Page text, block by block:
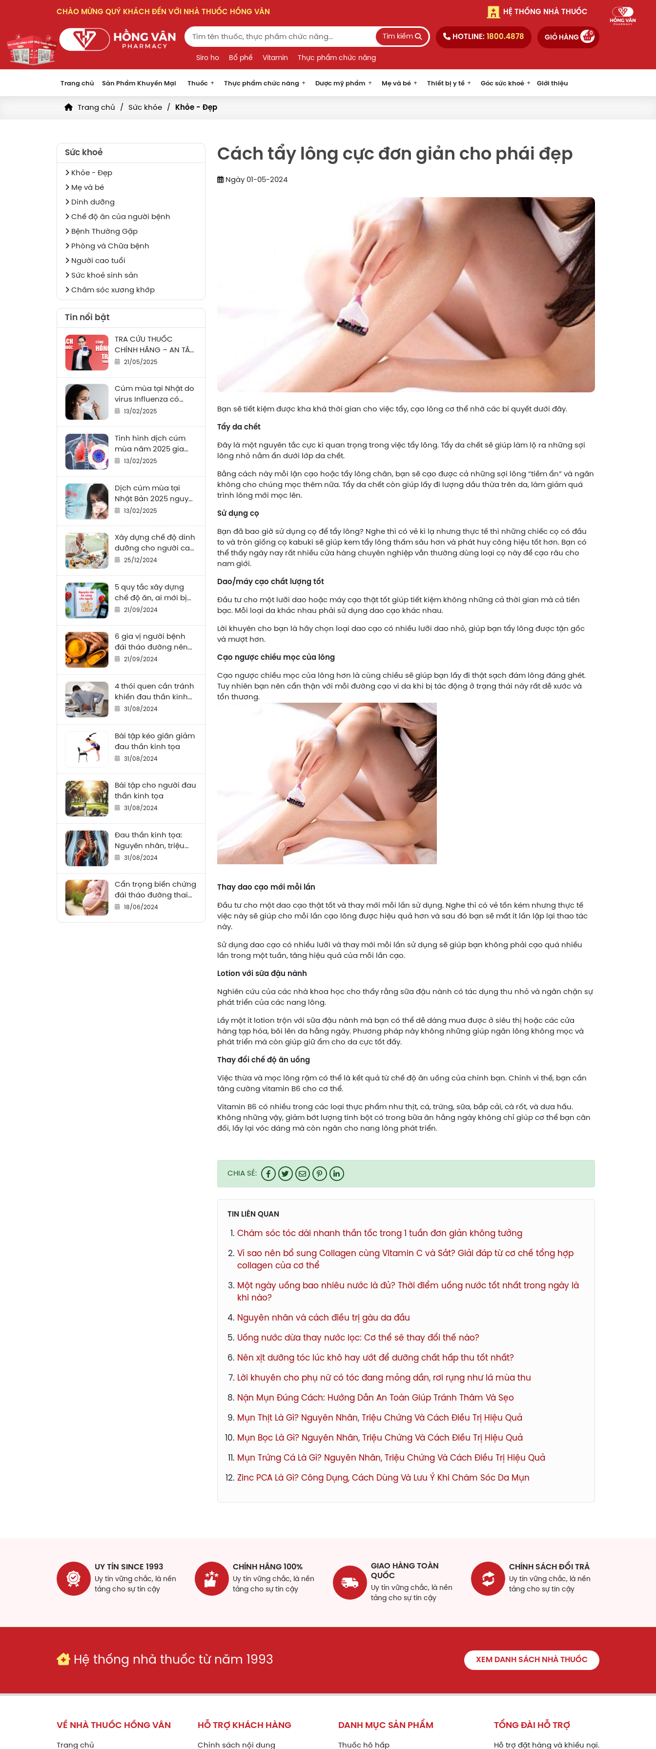
CHÀO MỪNG QUÝ KHÁCH ĐẾN VỚI NHÀ THUỐC HỒNG VÂN HỆ THỐNG NHÀ THUỐC
Tìm kiếm
Siro ho Bổ phế Vitamin Thực phẩm chức năng
HOTLINE: 1800.4878 GIỎ HÀNG
0
Trang chủ Sản Phẩm Khuyến Mại Thuốc Thực phẩm chức năng Dược mỹ phẩm Mẹ và bé Thiết bị y tế Góc sức khoẻ Giới thiệu
Trang chủ Sức khỏe Khỏe - Đẹp
Cách tẩy lông cực đơn giản cho phái đẹp
Ngày 01-05-2024
Bạn sẽ tiết kiệm được kha khá thời gian cho việc tẩy, cạo lông cơ thể nhờ các bí quyết dưới đây.
Tẩy da chết
Đây là một nguyên tắc cực kì quan trọng trong việc tẩy lông. Tẩy da chết sẽ giúp làm lộ ra những sợi
lông nhỏ nằm ẩn dưới lớp da chết.
Bằng cách này mỗi lận cạo hoặc tẩy lông chân, bạn sẽ cạo được cả những sợi lông “tiềm ẩn” và ngăn
không cho chúng mọc thêm nữa. Tẩy da chết còn giúp lấy đi lượng dầu thừa trên da, làm giảm quá
trình lông mới mọc lên.
Sử dụng cọ
Bạn đã bao giờ sử dụng cọ để tẩy lông? Nghe thì có vẻ kì lạ nhưng thực tế thì những chiếc cọ có đầu
to và tròn giống cọ kabuki sẽ giúp kem tẩy lông thấm sâu hơn và phát huy công hiệu tốt hơn. Bạn có
thể thấy ngày nay rất nhiều cửa hàng chuyên nghiệp vẫn thường dùng loại cọ này để cạo râu cho
nam giới.
Dao/máy cạo chất lượng tốt
Đầu tư cho một lưỡi dao hoặc máy cạo thật tốt giúp tiết kiệm không những cả thời gian mà cả tiền
bạc. Mỗi loại da khác nhau phải sử dụng dao cạo khác nhau.
Lời khuyên cho bạn là hãy chọn loại dao cạo có nhiều lưỡi dao nhỏ, giúp bạn tẩy lông được tận gốc
và mượt hơn.
Cạo ngược chiều mọc của lông
Cạo ngược chiều mọc của lông hơn là cùng chiều sẽ giúp bạn lấy đi thật sạch đám lông đáng ghét.
Tuy nhiên bạn nên cẩn thận với mỗi đường cạo vì da khi bị tác động ở trạng thái này rất dễ xước và
tổn thương.
Thay dao cạo mới mỗi lần
Đầu tư cho một dao cạo thật tốt và thay mới mỗi lần sử dụng. Nghe thì có vẻ tốn kém nhưng thực tế
việc này sẽ giúp cho mỗi lần cạo lông được hiệu quả hơn và sau đó bạn sẽ mất ít lần lặp lại thao tác
này.
Sử dụng dao cạo có nhiều lưỡi và thay mới mỗi lần sử dụng sẽ giúp bạn không phải cạo quá nhiều
lần trong một tuần, tăng hiệu quả của mỗi lần cạo.
Lotion với sữa đậu nành
Nghiên cứu của các nhà khoa học cho thấy rằng sữa đậu nành có tác dụng thu nhỏ và ngăn chặn sự
phát triển của các nang lông.
Lấy một ít lotion trộn với sữa đậu nành mà bạn có thể dễ dàng mua được ở siêu thị hoặc các cửa
hàng tạp hóa, bôi lên da hằng ngày. Phương pháp này không những giúp ngăn lông không mọc và
phát triển mà còn giúp giữ ẩm cho da cực tốt đấy.
Thay đổi chế độ ăn uống
Việc thừa và mọc lông rậm có thể là kết quả từ chế độ ăn uống của chính bạn. Chính vì thế, bạn cần
tăng cường vitamin B6 cho cơ thể.
Vitamin B6 có nhiều trong các loại thực phẩm như thịt, cá, trứng, sữa, bắp cải, cà rốt, và dưa hấu.
Không những vậy, giảm bớt lượng tinh bột có trong bữa ăn hằng ngày không chỉ giúp cơ thể bạn cân
đối, lấy lại vóc dáng mà còn ngăn cho nang lông phát triển.
CHIA SẺ:
TIN LIÊN QUAN
Chăm sóc tóc dài nhanh thần tốc trong 1 tuần đơn giản không tưởng
Vì sao nên bổ sung Collagen cùng Vitamin C và Sắt? Giải đáp từ cơ chế tổng hợp
collagen của cơ thể
Một ngày uống bao nhiêu nước là đủ? Thời điểm uống nước tốt nhất trong ngày là
khi nào?
Nguyên nhân và cách điều trị gàu da đầu
Uống nước dừa thay nước lọc: Cơ thể sẽ thay đổi thế nào?
Nên xịt dưỡng tóc lúc khô hay ướt để dưỡng chất hấp thu tốt nhất?
Lời khuyên cho phụ nữ có tóc đang mỏng dần, rơi rụng như lá mùa thu
Nặn Mụn Đúng Cách: Hướng Dẫn An Toàn Giúp Tránh Thâm Và Sẹo
Mụn Thịt Là Gì? Nguyên Nhân, Triệu Chứng Và Cách Điều Trị Hiệu Quả
Mụn Bọc Là Gì? Nguyên Nhân, Triệu Chứng Và Cách Điều Trị Hiệu Quả
Mụn Trứng Cá Là Gì? Nguyên Nhân, Triệu Chứng Và Cách Điều Trị Hiệu Quả
Zinc PCA Là Gì? Công Dụng, Cách Dùng Và Lưu Ý Khi Chăm Sóc Da Mụn
Sức khoẻ
Khỏe - Đẹp
Mẹ và bé
Dinh dưỡng
Chế độ ăn của người bệnh
Bệnh Thường Gặp
Phòng và Chữa bệnh
Người cao tuổi
Sức khoẻ sinh sản
Chăm sóc xương khớp
Tin nổi bật
TRA CỨU THUỐC
CHÍNH HÃNG – AN TÂM
SỬ DỤNG
21/05/2025
Cúm mùa tại Nhật do
virus Influenza có
nguy cơ gây tử vong
13/02/2025
Tình hình dịch cúm
mùa năm 2025 gia
tăng sau “Tết”
13/02/2025
Dịch cúm mùa tại
Nhật Bản 2025 nguy
hiểm ra sao?
13/02/2025
Xây dựng chế độ dinh
dưỡng cho người cao
tuổi25/12/2024
5 quy tắc xây dựng
chế độ ăn, ai mới bị
tiểu đường cũng cần
21/09/2024
6 gia vị người bệnh
đái tháo đường nên
ăn21/09/2024
4 thói quen cần tránh
khiến đau thần kinh
tọa thêm trầm trọng
31/08/2024
Bài tập kéo giãn giảm
đau thần kinh tọa
31/08/2024
Bài tập cho người đau
thần kinh tọa
31/08/2024
Đau thần kinh tọa:
Nguyên nhân, triệu
chứng, điều trị và
31/08/2024
Cẩn trọng biến chứng
đái tháo đường thai
kỳ
18/06/2024
UY TÍN SINCE 1993
Uy tín vững chắc, là nền
tảng cho sự tin cậy
CHÍNH HÃNG 100%
Uy tín vững chắc, là nền
tảng cho sự tin cậy
GIAO HÀNG TOÀN
QUỐC
Uy tín vững chắc, là nền
tảng cho sự tin cậy
CHÍNH SÁCH ĐỔI TRẢ
Uy tín vững chắc, là nền
tảng cho sự tin cậy
Hệ thống nhà thuốc từ năm 1993 XEM DANH SÁCH NHÀ THUỐC
VỀ NHÀ THUỐC HỒNG VÂN
Trang chủ
HỖ TRỢ KHÁCH HÀNG
Chính sách nội dung
DANH MỤC SẢN PHẨM
Thuốc hô hấp
TỔNG ĐÀI HỖ TRỢ
Hỗ trợ đặt hàng và khiếu nại.